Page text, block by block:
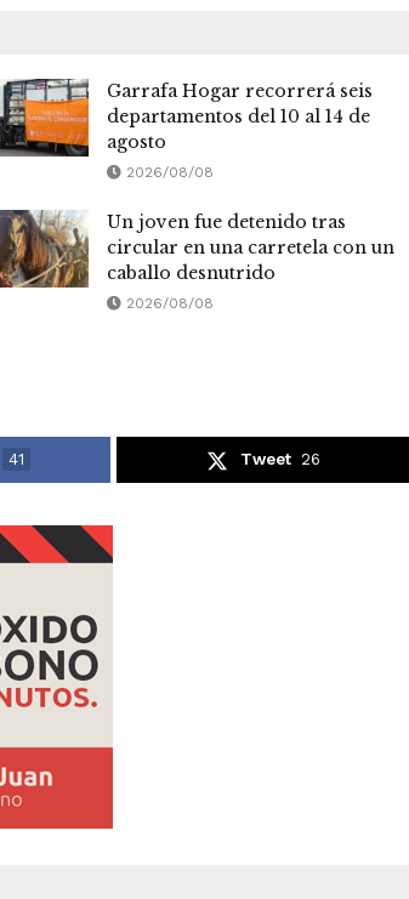
Garrafa Hogar recorrerá seis
departamentos del 10 al 14 de
agosto
2026/08/08
Un joven fue detenido tras
circular en una carretela con un
caballo desnutrido
2026/08/08
41 Tweet 26